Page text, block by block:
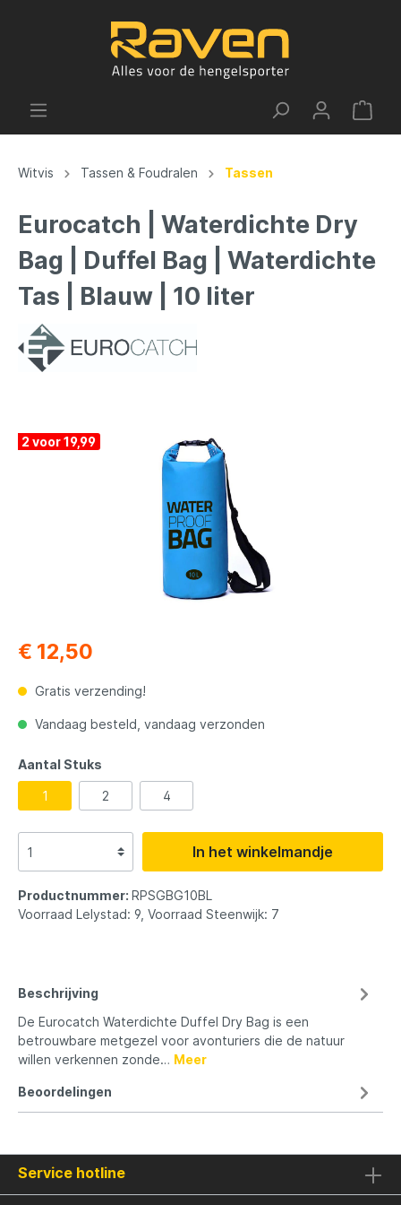
Witvis Tassen & Foudralen Tassen
Eurocatch | Waterdichte Dry
Bag | Duffel Bag | Waterdichte
Tas | Blauw | 10 liter
2 voor 19,99
€ 12,50
Gratis verzending!
Vandaag besteld, vandaag verzonden
Aantal Stuks
1 2 4
In het winkelmandje
Productnummer: RPSGBG10BL
Voorraad Lelystad: 9, Voorraad Steenwijk: 7
Beschrijving
De Eurocatch Waterdichte Duffel Dry Bag is een
betrouwbare metgezel voor avonturiers die de natuur
willen verkennen zonde… Meer
Beoordelingen
Service hotline